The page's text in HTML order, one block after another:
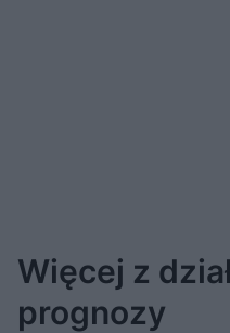
Więcej z
prognozy